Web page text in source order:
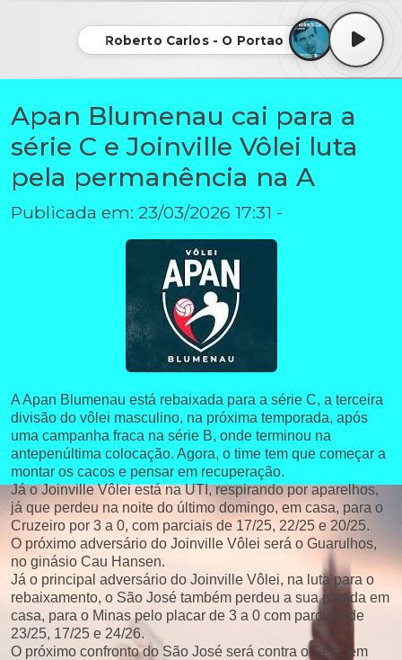
Roberto Carlos - O Portao
Apan Blumenau cai para a
série C e Joinville Vôlei luta
pela permanência na A
Publicada em: 23/03/2026 17:31 -
A Apan Blumenau está rebaixada para a série C, a terceira
divisão do vôlei masculino, na próxima temporada, após
uma campanha fraca na série B, onde terminou na
antepenúltima colocação. Agora, o time tem que começar a
montar os cacos e pensar em recuperação.
Já o Joinville Vôlei está na UTI, respirando por aparelhos,
já que perdeu na noite do último domingo, em casa, para o
Cruzeiro por 3 a 0, com parciais de 17/25, 22/25 e 20/25.
O próximo adversário do Joinville Vôlei será o Guarulhos,
no ginásio Cau Hansen.
Já o principal adversário do Joinville Vôlei, na luta para o
rebaixamento, o São José também perdeu a sua partida em
casa, para o Minas pelo placar de 3 a 0 com parciais de
23/25, 17/25 e 24/26.
O próximo confronto do São José será contra o Sesi, em